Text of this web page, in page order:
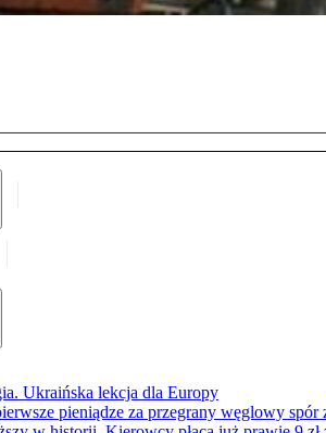
Ukraińska lekcja dla Europy
pieniądze za przegrany węglowy